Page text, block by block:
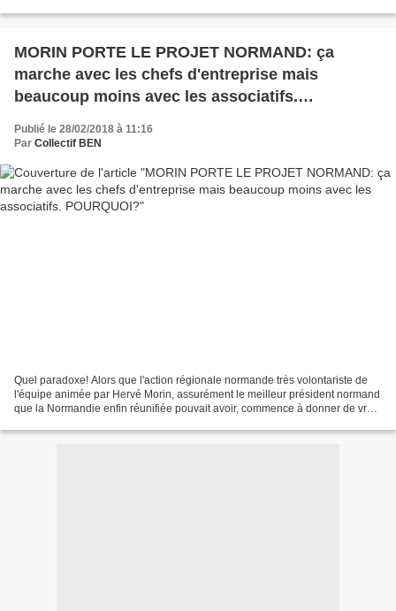
MORIN PORTE LE PROJET NORMAND: ça
marche avec les chefs d'entreprise mais
beaucoup moins avec les associatifs.
POURQUOI?
Publié le 28/02/2018 à 11:16
Par Collectif BEN
Quel paradoxe! Alors que l'action régionale normande très volontariste de
l'équipe animée par Hervé Morin, assurément le meilleur président normand
que la Normandie enfin réunifiée pouvait avoir, commence à donner de vrais